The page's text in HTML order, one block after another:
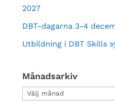
2027
DBT-dagarna 3-4
Utbildning i DBT Skills
Månadsarkiv
Månadsarkiv